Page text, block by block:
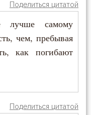
Поделиться цитатой
лучше самому
чем, пребывая
как погибают
Поделиться цитатой